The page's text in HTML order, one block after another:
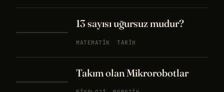
13 sayısı uğursuz mudur?
MATEMATIK TARIH
Takım olan Mikrorobotlar